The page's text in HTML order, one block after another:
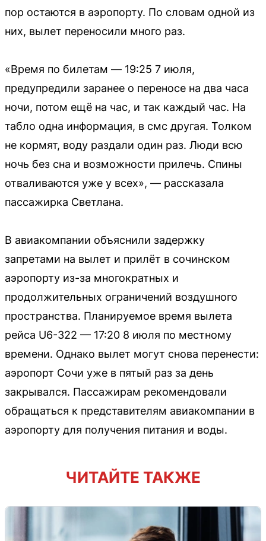
пор остаются в аэропорту. По словам одной из
них, вылет переносили много раз.
«Время по билетам — 19:25 7 июля,
предупредили заранее о переносе на два часа
ночи, потом ещё на час, и так каждый час. На
табло одна информация, в смс другая. Толком
не кормят, воду раздали один раз. Люди всю
ночь без сна и возможности прилечь. Спины
отваливаются уже у всех», — рассказала
пассажирка Светлана.
В авиакомпании объяснили задержку
запретами на вылет и прилёт в сочинском
аэропорту из-за многократных и
продолжительных ограничений воздушного
пространства. Планируемое время вылета
рейса U6-322 — 17:20 8 июля по местному
времени. Однако вылет могут снова перенести:
аэропорт Сочи уже в пятый раз за день
закрывался. Пассажирам рекомендовали
обращаться к представителям авиакомпании в
аэропорту для получения питания и воды.
ЧИТАЙТЕ ТАКЖЕ